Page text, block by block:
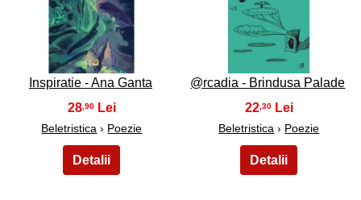
23
Inspiratie - Ana Ganta
28 ,90
Beletristica › Poezie
24
@rcadia - Brindusa Palade
22 ,30
Beletristica › Poezie